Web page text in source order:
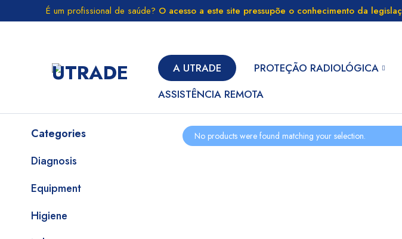
É um profissional de saúde? O acesso a este site pressupõe o conhecimento da
A UTRADE PROTEÇÃO RADIOLÓGICA
ASSISTÊNCIA REMOTA
Categories
Diagnosis
Equipment
Higiene
No products were found matching your selection.